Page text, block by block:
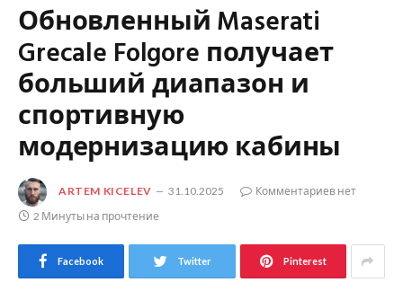
Обновленный Maserati
Grecale Folgore получает
больший диапазон и
спортивную
модернизацию кабины
ARTEM KICELEV 31.10.2025
Комментариев нет
2 Минуты на прочтение
Facebook Twitter Pinterest